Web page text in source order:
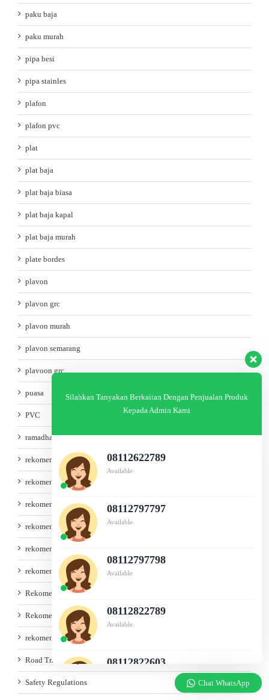
paku baja
paku murah
pipa besi
pipa stainles
plafon
plafon pvc
plat
plat baja
plat baja biasa
plat baja kapal
plat baja murah
plate bordes
plavon
plavon grc
plavon murah
plavon semarang
plavoon grc
puasa
PVC
ramadhan
rekomendasi atap
rekomendasi baja
rekomendasi baja ringan
rekomendasi besi
rekomendasi besi pipa stainles
rekomendasi bondek murah
Rekomendasi Genteng
Rekomendasi Gypsum
rekomendasi pagar
Road Traffic Reports
Safety Regulations
Silahkan Tanyakan Berkaitan Dengan Penjualan Produk
Kepada Admin Kami
08112622789
Available
08112797797
Available
08112797798
Available
08112822789
Available
08112822603
Chat WhatsApp